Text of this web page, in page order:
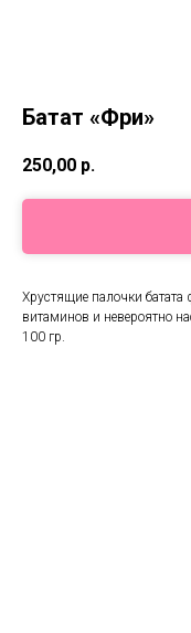
Батат «Фри»
250,00 р.
Хрустящие палочки
витаминов и невероятно
100 гр.